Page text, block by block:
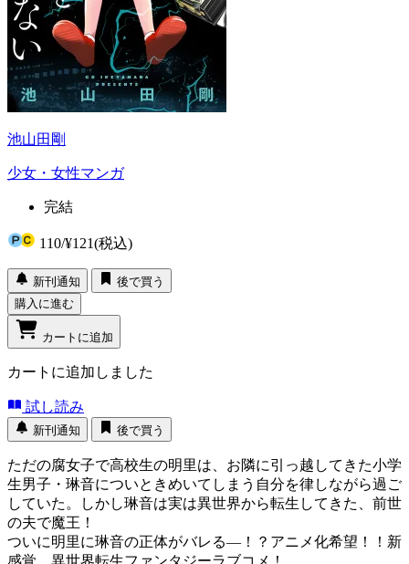
池山田剛
少女・女性マンガ
完結
110/¥121(税込)
新刊通知
後で買う
購入に進む
カートに追加
カートに追加しました
試し読み
新刊通知 後で買う
ただの腐女子で高校生の明里は、お隣に引っ越してきた小学
生男子・琳音についときめいてしまう自分を律しながら過ご
していた。しかし琳音は実は異世界から転生してきた、前世
の夫で魔王！
ついに明里に琳音の正体がバレる―！？アニメ化希望！！新
感覚、異世界転生ファンタジーラブコメ！